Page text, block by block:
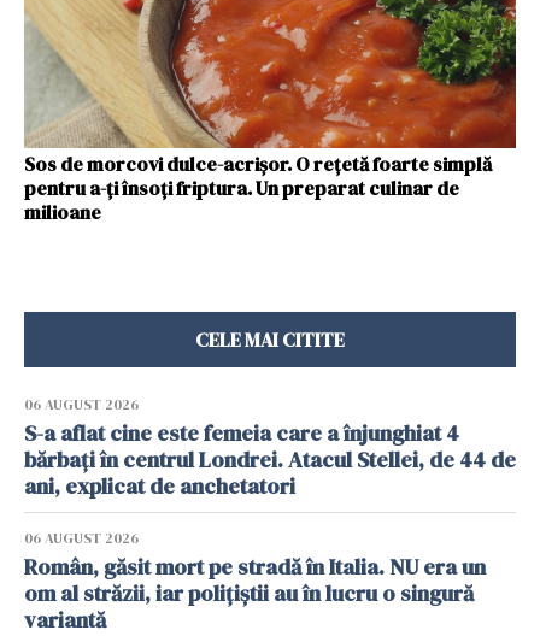
Sos de morcovi dulce-acrișor. O rețetă foarte simplă
pentru a-ți însoți friptura. Un preparat culinar de
milioane
CELE MAI CITITE
06 AUGUST 2026
S-a aflat cine este femeia care a înjunghiat 4
bărbați în centrul Londrei. Atacul Stellei, de 44 de
ani, explicat de anchetatori
06 AUGUST 2026
Român, găsit mort pe stradă în Italia. NU era un
om al străzii, iar polițiștii au în lucru o singură
variantă